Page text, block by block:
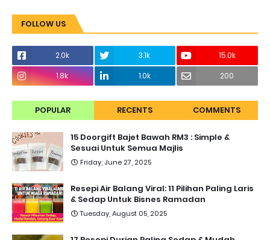
FOLLOW US
2.0k 3.1k
15.0k
1.8k
1.0k 200
POPULAR RECENTS COMMENTS
15 Doorgift Bajet Bawah RM3 : Simple &
Sesuai Untuk Semua Majlis
Friday, June 27, 2025
Resepi Air Balang Viral: 11 Pilihan Paling Laris
& Sedap Untuk Bisnes Ramadan
Tuesday, August 05, 2025